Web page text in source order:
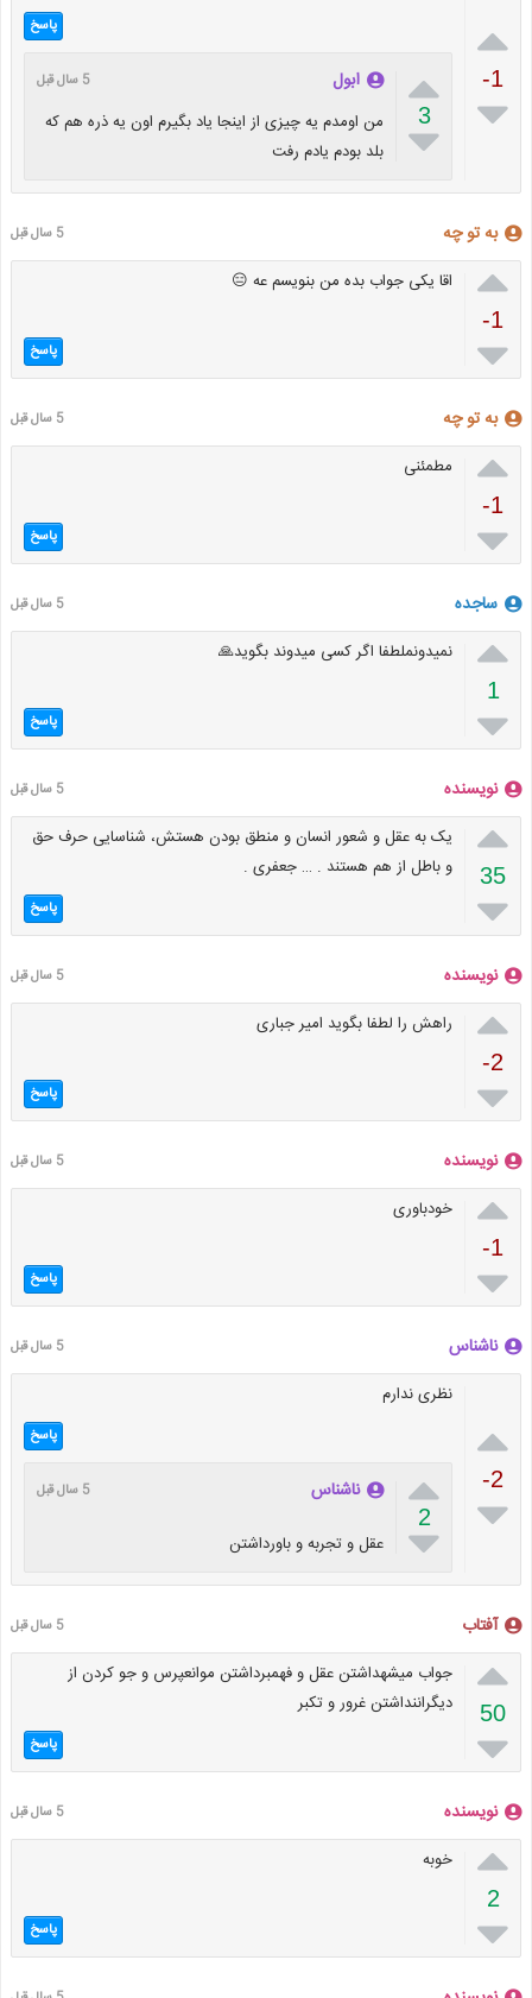

-1

پاسخ

3

ابول 5 سال قبل
من اومدم یه چیزی از اینجا یاد بگیرم اون یه ذره هم که
بلد بودم یادم رفت
به تو چه 5 سال قبل

-1

اقا یکی جواب بده من بنویسم عه 😑
پاسخ
به تو چه 5 سال قبل

-1

مطمئنی
پاسخ
ساجده 5 سال قبل

1

نمیدونملطفا اگر کسی میدوند بگوید🙏
پاسخ
نویسنده 5 سال قبل

35

یک به عقل و شعور انسان و منطق بودن هستش، شناسایی حرف حق
و باطل از هم هستند . … جعفری .
پاسخ
نویسنده 5 سال قبل

-2

راهش را لطفا بگوید امیر جباری
پاسخ
نویسنده 5 سال قبل

-1

خودباوری
پاسخ
ناشناس 5 سال قبل

-2

نظری ندارم
پاسخ

2

ناشناس 5 سال قبل
عقل و تجربه و باورداشتن
آفتاب 5 سال قبل

50

جواب میشهداشتن عقل و فهمبرداشتن موانعپرس و جو کردن از
دیگراننداشتن غرور و تکبر
پاسخ
نویسنده 5 سال قبل

2

خوبه
پاسخ